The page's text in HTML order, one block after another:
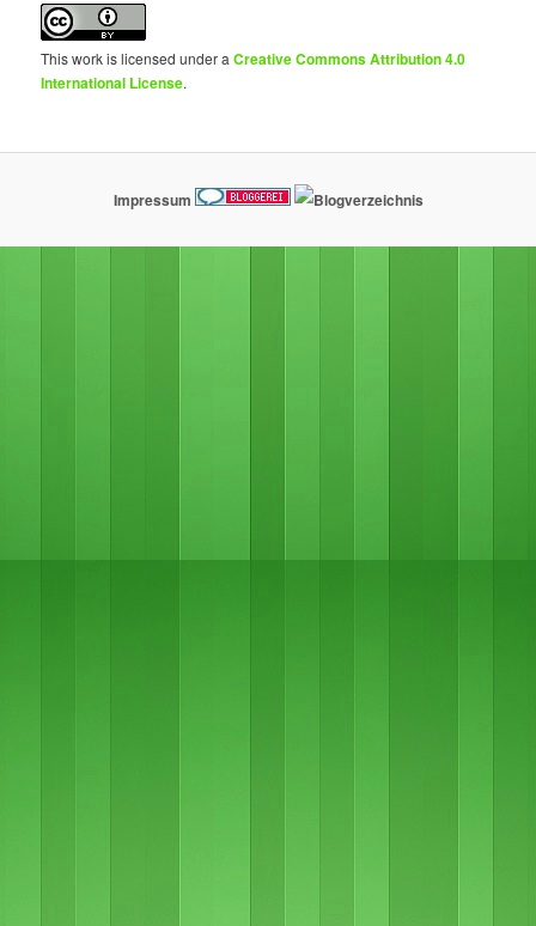
This work is licensed under aCreative Commons Attribution 4.0
International License.
Impressum